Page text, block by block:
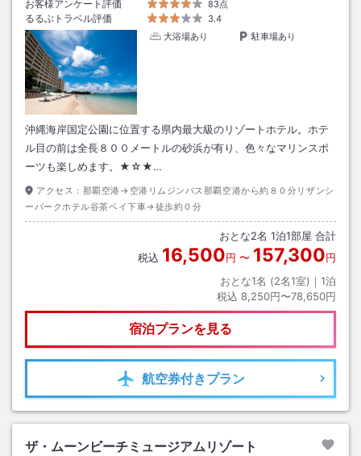
お客様アンケート評価
83点
るるぶトラベル評価
3.4
大浴場あり
駐車場あり
沖縄海岸国定公園に位置する県内最大級のリゾートホテル。ホテ
ル目の前は全長８００メートルの砂浜が有り、色々なマリンスポ
ーツも楽しめます。★☆★…
アクセス： 那覇空港→空港リムジンバス那覇空港から約８０分リザンシ
ーパークホテル谷茶ベイ下車→徒歩約０分
おとな2名 1泊1部屋 合計
税込 16,500円 〜 157,300円
おとな1名 (2名1室)｜ 1泊
税込 8,250円〜78,650円
宿泊プランを見る
航空券付きプラン
ザ・ムーンビーチミュージアムリゾート